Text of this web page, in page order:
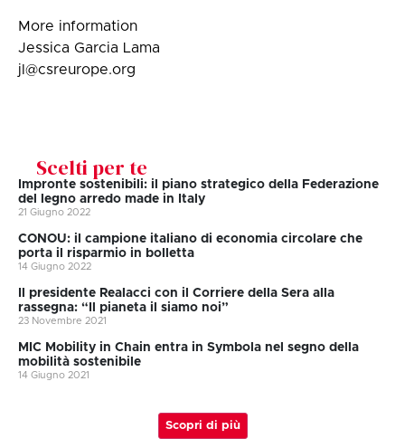
More information
Jessica Garcia Lama
jl@csreurope.org
Scelti per te
Impronte sostenibili: il piano strategico della Federazione
del legno arredo made in Italy
21 Giugno 2022
CONOU: il campione italiano di economia circolare che
porta il risparmio in bolletta
14 Giugno 2022
Il presidente Realacci con il Corriere della Sera alla
rassegna: “Il pianeta il siamo noi”
23 Novembre 2021
MIC Mobility in Chain entra in Symbola nel segno della
mobilità sostenibile
14 Giugno 2021
Scopri di più